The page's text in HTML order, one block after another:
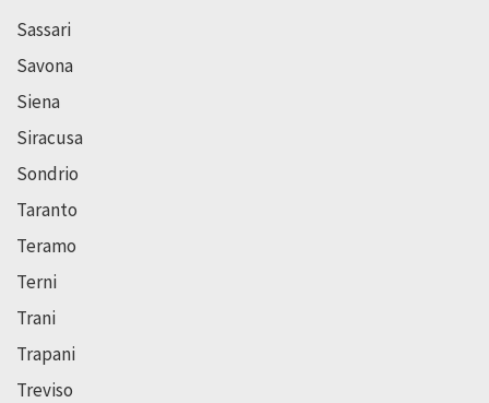
Sassari
Savona
Siena
Siracusa
Sondrio
Taranto
Teramo
Terni
Trani
Trapani
Treviso